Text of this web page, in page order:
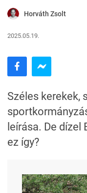
Horváth Zsolt
2025.05.19.
Széles kerekek,
leírása. De
ez így?